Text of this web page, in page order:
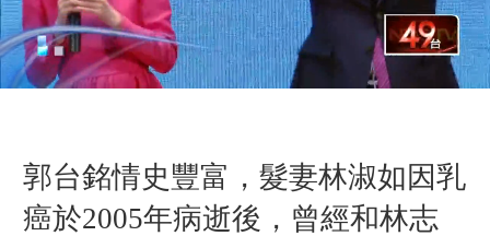
郭台銘情史豐富，髮妻林淑如因乳
癌於2005年病逝後，曾經和林志